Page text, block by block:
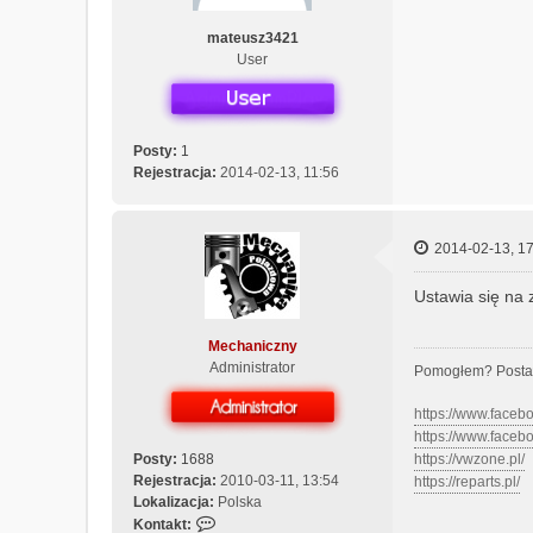
mateusz3421
User
Posty: 1
Rejestracja: 2014-02-13, 11:56
Mechaniczny
Administrator
Posty: 1688
Rejestracja: 2010-03-11, 13:54
Lokalizacja: Polska
Kontakt:
2014-02-13,
Ustawia się na
Pomogłem?
https://
https://
https://vwzone.pl/
https://reparts.pl/